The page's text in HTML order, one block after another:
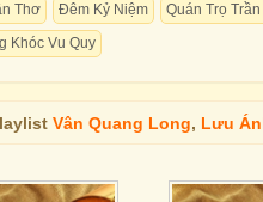
Thơ
Đêm Kỷ Niệm Quán Trọ Trần
Khóc Vu Quy
Vân Quang Long, Lưu